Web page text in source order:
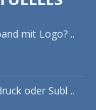
mit Logo? ..
oder Subl ..